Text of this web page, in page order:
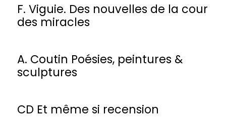
F. Viguie. Des nouvelles de la cour
des miracles
A. Coutin Poésies, peintures &
sculptures
CD Et même si recension